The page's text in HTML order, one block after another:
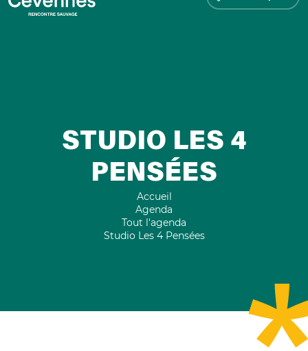
STUDIO LES 4
PENSÉES
Accueil
Agenda
Tout l'agenda
Studio Les 4 Pensées